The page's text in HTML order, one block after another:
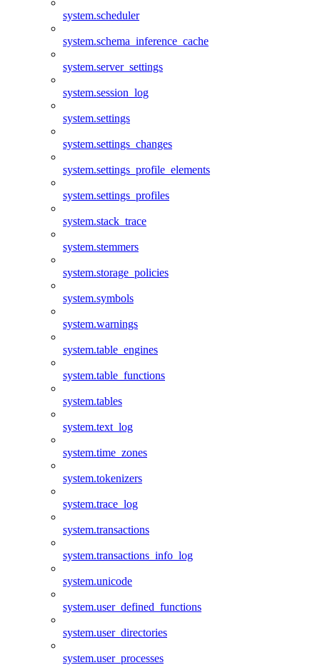
system.scheduler
system.schema_inference_cache
system.server_settings
system.session_log
system.settings
system.settings_changes
system.settings_profile_elements
system.settings_profiles
system.stack_trace
system.stemmers
system.storage_policies
system.symbols
system.warnings
system.table_engines
system.table_functions
system.tables
system.text_log
system.time_zones
system.tokenizers
system.trace_log
system.transactions
system.transactions_info_log
system.unicode
system.user_defined_functions
system.user_directories
system.user_processes